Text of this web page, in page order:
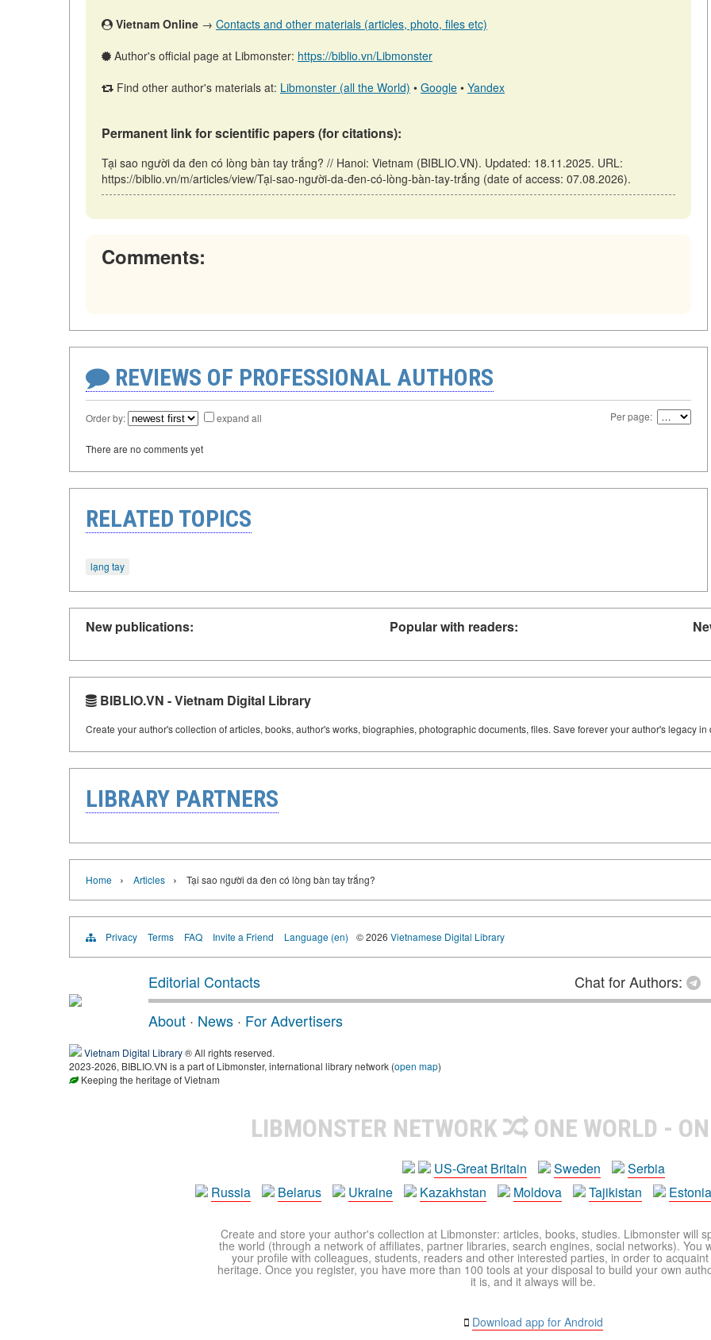
Vietnam Online → Contacts and other materials (articles, photo, files etc)
Author's official page at Libmonster: https://biblio.vn/Libmonster
Find other author's materials at: Libmonster (all the World) • Google • Yandex
Permanent link for scientific papers (for citations):
Tại sao người da đen có lòng bàn tay trắng? // Hanoi: Vietnam (BIBLIO.VN). Updated: 18.11.2025. URL:
https://biblio.vn/m/articles/view/Tại-sao-người-da-đen-có-lòng-bàn-tay-trắng (date of access: 07.08.2026).
Comments:
REVIEWS OF PROFESSIONAL AUTHORS
Order by: expand all Per page:
There are no comments yet
RELATED TOPICS
lạng tay
New publications: Popular with readers:
BIBLIO.VN - Vietnam Digital Library
Create your author's collection of articles, books, author's works, biographies, photographic documents, files. Save forever your author's legacy in
LIBRARY PARTNERS
Home › Articles › Tại sao người da đen có lòng bàn tay trắng?
Privacy Terms FAQ Invite a Friend Language (en) © 2026 Vietnamese Digital Library
Editorial Contacts Chat for Authors:
About · News · For Advertisers
Vietnam Digital Library® All rights reserved.
2023-2026, BIBLIO.VN is a part of Libmonster, international library network (open map)
Keeping the heritage of Vietnam
LIBMONSTER NETWORK ONE WORLD -
US-Great Britain Sweden
Serbia
Russia
Belarus Ukraine Kazakhstan Moldova Tajikistan Estonia
Create and store your author's collection at Libmonster: articles, books, studies. Libmonster will
the world (through a network of affiliates, partner libraries, search engines, social networks). You
your profile with colleagues, students, readers and other interested parties, in order to
heritage. Once you register, you have more than 100 tools at your disposal to build your own
it is, and it always will be.
Download app for Android